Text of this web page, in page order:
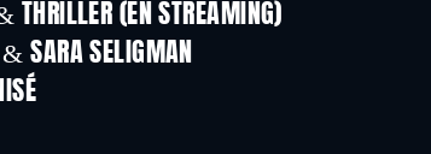
THRILLER (EN STREAMING)
Saison 2
& SARA SELIGMAN
Série